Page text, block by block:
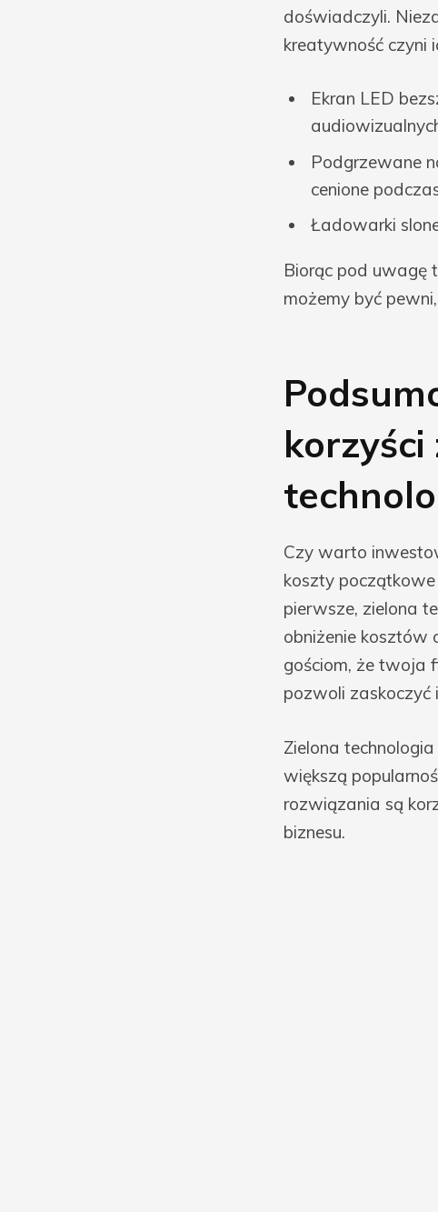
doświadczyli.
kreatywność czyni
Ekran LED
Podgrzewane
cenione
Ładowarki
Biorąc pod uwagę
możemy być
Czy warto
koszty początkowe
pierwsze, zielona
obniżenie kosztów
gościom, że twoja
pozwoli zaskoczyć
Zielona
większą
rozwiązania są
biznesu.